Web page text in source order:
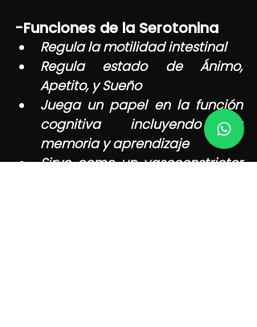
-Funciones de la Serotonina
Regula la motilidad intestinal
Regula estado de Ánimo,
Apetito, y Sueño
Juega un papel en la función
cognitiva incluyendo la
memoria y aprendizaje
Sirve como un vasoconstrictor